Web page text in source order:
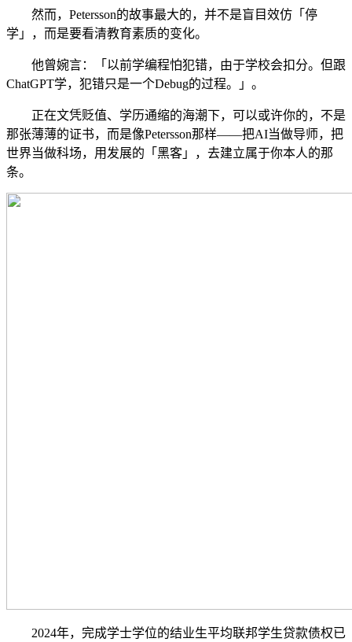
然而，Petersson的故事最大的，并不是盲目效仿「停
学」，而是要看清教育素质的变化。
他曾婉言：「以前学编程怕犯错，由于学校会扣分。但跟
ChatGPT学，犯错只是一个Debug的过程。」。
正在文凭贬值、学历通缩的海潮下，可以或许你的，不是
那张薄薄的证书，而是像Petersson那样——把AI当做导师，把
世界当做科场，用发展的「黑客」，去建立属于你本人的那
条。
2024年，完成学士学位的结业生平均联邦学生贷款债权已